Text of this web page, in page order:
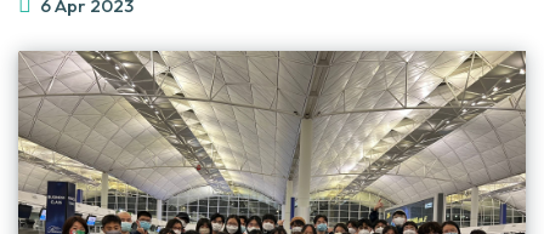
6 Apr 2023